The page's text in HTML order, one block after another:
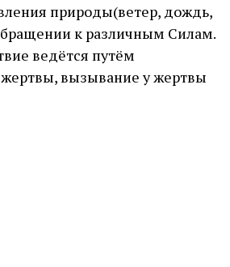
природы(ветер, дождь,
к различным Силам.
ведётся путём
вызывание у жертвы